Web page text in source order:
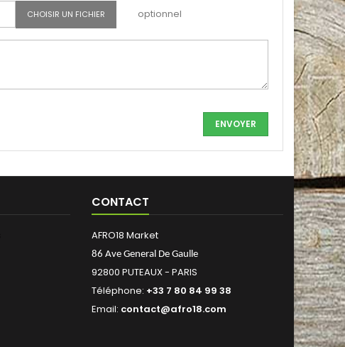
CHOISIR UN FICHIER optionnel
CONTACT
AFRO18 Market
86 Ave General De Gaulle
92800 PUTEAUX - PARIS
Téléphone: +33 7 80 84 99 38
Email: contact@afro18.com